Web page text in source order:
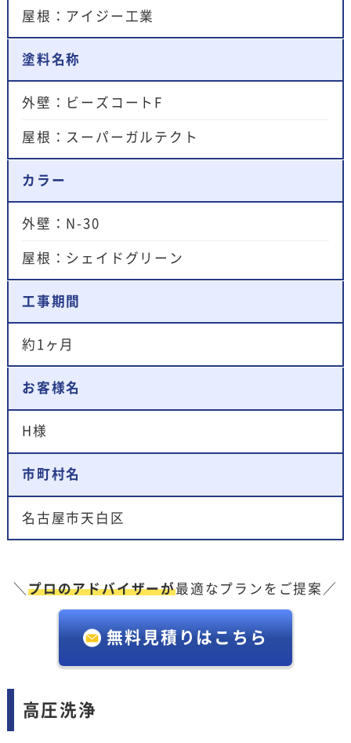
屋根：アイジー工業
塗料名称
外壁：ビーズコートF
屋根：スーパーガルテクト
カラー
外壁：N-30
屋根：シェイドグリーン
工事期間
約1ヶ月
お客様名
H様
市町村名
名古屋市天白区
＼プロのアドバイザーが最適なプランをご提案／
無料見積りはこちら
高圧洗浄